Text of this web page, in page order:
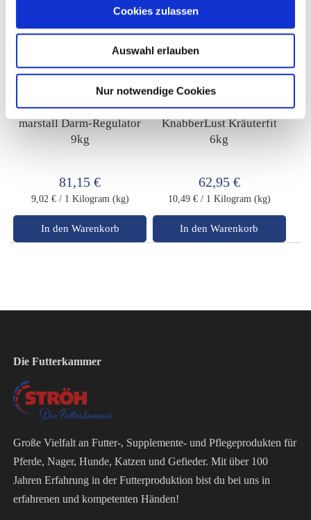
Cookies zulassen
Auswahl erlauben
Nur notwendige Cookies
marstall Darm-Regulator
9kg
81,15 €
9,02 € / 1 Kilogram (kg)
In den Warenkorb
KnabberLust Kräuterfit
6kg
62,95 €
10,49 € / 1 Kilogram (kg)
In den Warenkorb
Die Futterkammer
Große Vielfalt an Futter-, Supplemente- und Pflegeprodukten für
Pferde, Nager, Hunde, Katzen und Gefieder. Mit über 100
Jahren Erfahrung in der Futterproduktion bist du bei uns in
erfahrenen und kompetenten Händen!